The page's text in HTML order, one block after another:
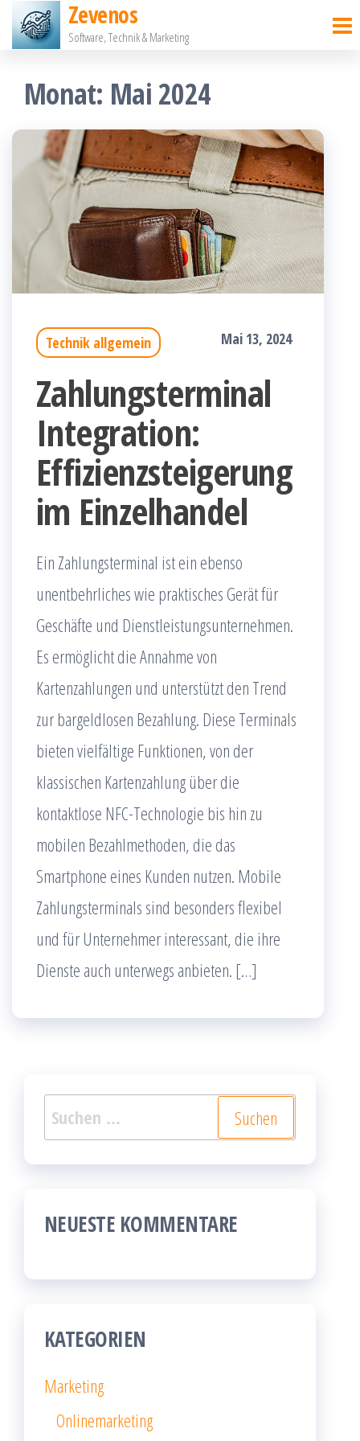
Zum
Inhalt
springen
Zevenos
Software, Technik & Marketing
Monat: Mai 2024
Technik allgemein Mai 13, 2024
Zahlungsterminal
Integration:
Effizienzsteigerung
im Einzelhandel
Ein Zahlungsterminal ist ein ebenso
unentbehrliches wie praktisches Gerät für
Geschäfte und Dienstleistungsunternehmen.
Es ermöglicht die Annahme von
Kartenzahlungen und unterstützt den Trend
zur bargeldlosen Bezahlung. Diese Terminals
bieten vielfältige Funktionen, von der
klassischen Kartenzahlung über die
kontaktlose NFC-Technologie bis hin zu
mobilen Bezahlmethoden, die das
Smartphone eines Kunden nutzen. Mobile
Zahlungsterminals sind besonders flexibel
und für Unternehmer interessant, die ihre
Dienste auch unterwegs anbieten. […]
Suchen
nach:
NEUESTE KOMMENTARE
KATEGORIEN
Marketing
Onlinemarketing